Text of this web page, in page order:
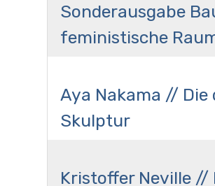
Sonderausgabe
feministische
Aya Nakama //
Skulptur
Kristoffer Neville //